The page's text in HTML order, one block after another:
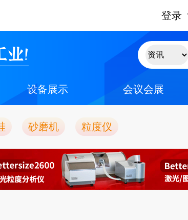
登录
！
设备展示 会议会展
砂磨机 粒度仪